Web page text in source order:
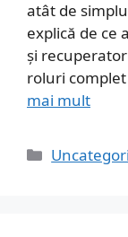
atât de
explică de ce
și
roluri
mai mult
Categorii